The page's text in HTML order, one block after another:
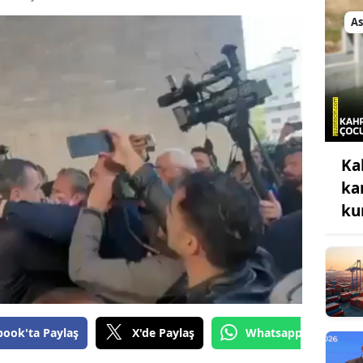
Bilecik
Burdur
Bursa
Çanakkale
Çankırı
Çorum
Denizli
Diyarbakır
Paylaş X'de Paylaş Whatsapp'tan